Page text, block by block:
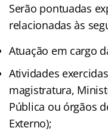
Serão pontuadas
relacionadas às
Atuação em cargo
Atividades
magistratura,
Pública ou órgãos
Externo);